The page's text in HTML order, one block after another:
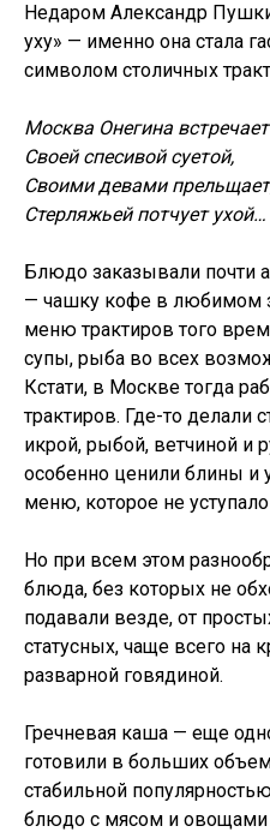
Недаром Александр
уху» — именно она стала
символом столичных
Москва Онегина встречает
Своей спесивой суетой,
Своими девами
Стерляжьей потчует ухой…
Блюдо заказывали почти
— чашку кофе в любимом
меню трактиров того
супы, рыба во всех
Кстати, в Москве тогда
трактиров. Где-то делали
икрой, рыбой, ветчиной и
особенно ценили блины и
меню, которое не
Но при всем этом
блюда, без которых не
подавали везде, от
статусных, чаще всего на
разварной говядиной.
Гречневая каша — еще
готовили в больших
стабильной
блюдо с мясом и